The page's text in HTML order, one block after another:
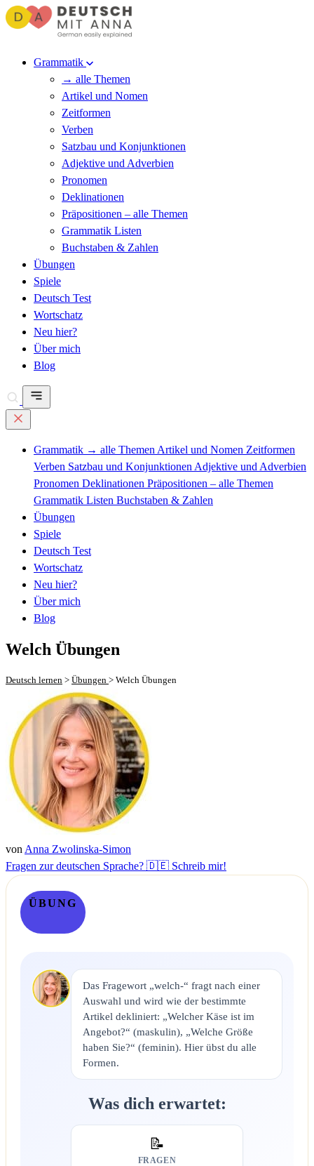
Grammatik
→ alle Themen
Artikel und Nomen
Zeitformen
Verben
Satzbau und Konjunktionen
Adjektive und Adverbien
Pronomen
Deklinationen
Präpositionen – alle Themen
Grammatik Listen
Buchstaben & Zahlen
Übungen
Spiele
Deutsch Test
Wortschatz
Neu hier?
Über mich
Blog
Grammatik → alle Themen Artikel und Nomen Zeitformen
Verben Satzbau und Konjunktionen Adjektive und Adverbien
Pronomen Deklinationen Präpositionen – alle Themen
Grammatik Listen Buchstaben & Zahlen
Übungen
Spiele
Deutsch Test
Wortschatz
Neu hier?
Über mich
Blog
Welch Übungen
Deutsch lernen > Übungen > Welch Übungen
von Anna Zwolinska-Simon
Fragen zur deutschen Sprache? 🇩🇪 Schreib mir!
ÜBUNG
Das Fragewort „welch-“ fragt nach einer
Auswahl und wird wie der bestimmte
Artikel dekliniert: „Welcher Käse ist im
Angebot?“ (maskulin), „Welche Größe
haben Sie?“ (feminin). Hier übst du alle
Formen.
Was dich erwartet:
📝
FRAGEN